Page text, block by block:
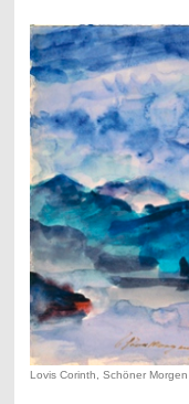
Lovis Corinth, Schöner